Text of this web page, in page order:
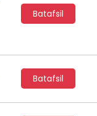
Batafsil
Batafsil